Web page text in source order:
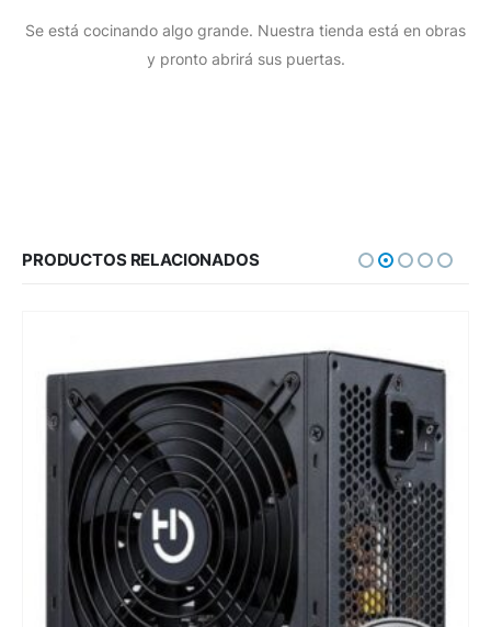
Se está cocinando algo grande. Nuestra tienda está en obras
y pronto abrirá sus puertas.
PRODUCTOS RELACIONADOS